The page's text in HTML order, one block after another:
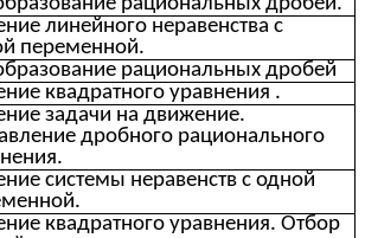
линейного неравенства с
переменной.
рациональных дробей
квадратного уравнения .
задачи на движение.
дробного рационального
системы неравенств с одной
квадратного уравнения. Отбор